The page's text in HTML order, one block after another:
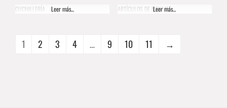
CUCHILLERÍA
Leer más...
ARTÍCULOS DE MENAJE
Leer más...
1 2 3 4 … 9 10 11 →